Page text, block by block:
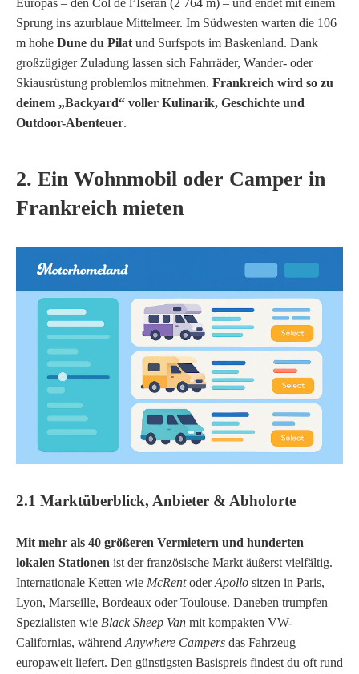
Europas – den Col de l’Iseran (2 764 m) – und endet mit einem
Sprung ins azurblaue Mittelmeer. Im Südwesten warten die 106
m hohe Dune du Pilat und Surfspots im Baskenland. Dank
großzügiger Zuladung lassen sich Fahrräder, Wander- oder
Skiausrüstung problemlos mitnehmen. Frankreich wird so zu
deinem „Backyard“ voller Kulinarik, Geschichte und
Outdoor-Abenteuer.
2. Ein Wohnmobil oder Camper in
Frankreich mieten
2.1 Marktüberblick, Anbieter & Abholorte
Mit mehr als 40 größeren Vermietern und hunderten
lokalen Stationen ist der französische Markt äußerst vielfältig.
Internationale Ketten wie McRentoderApollo sitzen in Paris,
Lyon, Marseille, Bordeaux oder Toulouse. Daneben trumpfen
Spezialisten wie Black Sheep Van mit kompakten VW-
Californias, während Anywhere Campers das Fahrzeug
europaweit liefert. Den günstigsten Basispreis findest du oft rund